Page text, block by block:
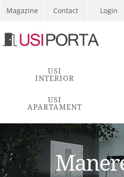
Magazine Contact
USI
INTERIOR
USI
APARTAMENT